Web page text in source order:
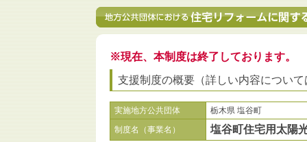
※現在、本制度は終了しております。
支援制度の概要（詳しい内容につい
実施地方公共団体
栃木県 塩谷町
制度名（事業名）
塩谷町住宅用太陽